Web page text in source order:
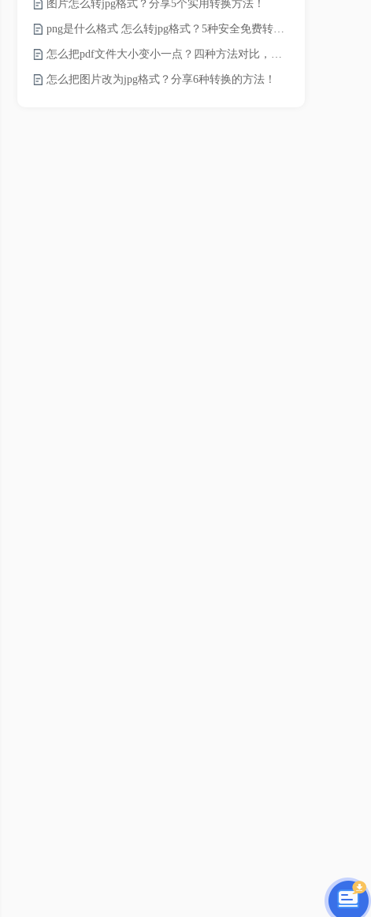
图片怎么转jpg格式？分享5个实用转换方法！
png是什么格式 怎么转jpg格式？5种安全免费转换方法全解析！
怎么把pdf文件大小变小一点？四种方法对比，一看就懂！
怎么把图片改为jpg格式？分享6种转换的方法！